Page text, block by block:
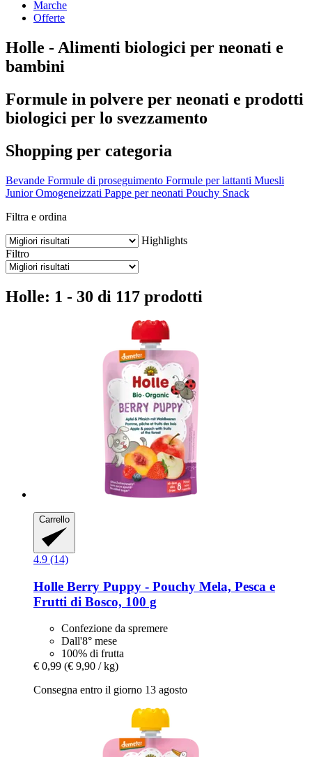
Marche
Offerte
Holle - Alimenti biologici per neonati e
bambini
Formule in polvere per neonati e prodotti
biologici per lo svezzamento
Shopping per categoria
Bevande Formule di proseguimento Formule per lattanti Muesli
Junior Omogeneizzati Pappe per neonati Pouchy Snack
Filtra e ordina
Highlights
Filtro
Holle: 1 - 30 di 117 prodotti
Carrello
4.9 (14)
Holle Berry Puppy -​ Pouchy Mela, Pesca e
Frutti di Bosco, 100 g
Confezione da spremere
Dall'8° mese
100% di frutta
€ 0,99 (€ 9,90 / kg)
Consegna entro il giorno 13 agosto